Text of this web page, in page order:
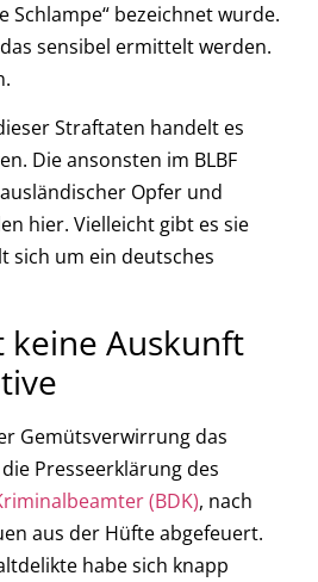
Schlampe“ bezeichnet wurde.
sensibel ermittelt werden.
Straftaten handelt es
Die ansonsten im BLBF
Opfer und
hier. Vielleicht gibt es sie
sich um ein deutsches
keine Auskunft
Gemütsverwirrung das
Presseerklärung des
(BDK), nach
aus der Hüfte abgefeuert.
habe sich knapp